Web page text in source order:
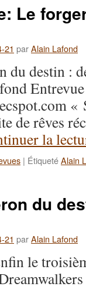
Le
21 parAlain Lafond
du destin :
«
de rêves
la
| ÉtiquetéAlain
du
21 parAlain Lafond
le